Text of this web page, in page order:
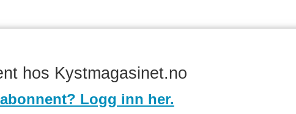
hos Kystmagasinet.no
Logg inn her.